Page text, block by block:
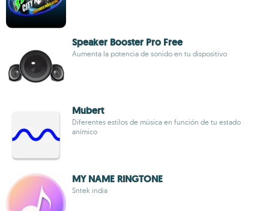
Speaker Booster Pro Free
Aumenta la potencia de sonido en tu dispositivo
Mubert
Diferentes estilos de música en función de tu estado
anímico
MY NAME RINGTONE
Sntek india